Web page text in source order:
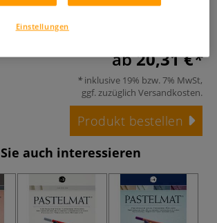
ist nicht mehr notwendig.
ab20,31 €
inklusive 19% bzw. 7% MwSt,
ggf. zuzüglich Versandkosten.
Produkt bestellen
auch interessieren
Einstellungen